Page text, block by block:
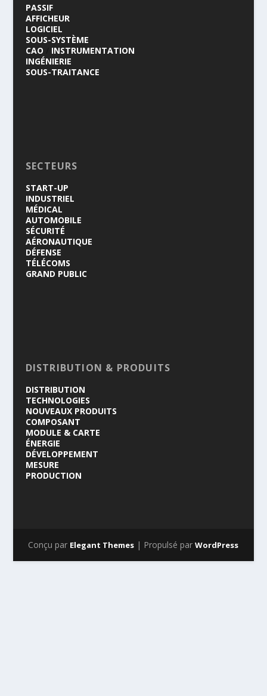
PASSIF
AFFICHEUR
LOGICIEL
SOUS-SYSTÈME
CAO
INSTRUMENTATION
INGÉNIERIE
SOUS-TRAITANCE
SECTEURS
START-UP
INDUSTRIEL
MÉDICAL
AUTOMOBILE
SÉCURITÉ
AÉRONAUTIQUE
DÉFENSE
TÉLÉCOMS
GRAND PUBLIC
DISTRIBUTION & PRODUITS
DISTRIBUTION
TECHNOLOGIES
NOUVEAUX PRODUITS
COMPOSANT
MODULE & CARTE
ÉNERGIE
DÉVELOPPEMENT
MESURE
PRODUCTION
Conçu par Elegant Themes | Propulsé parWordPress